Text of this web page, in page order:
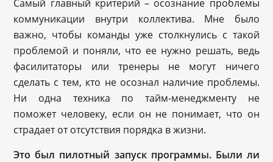
Самый главный критерий – осознание проблемы
коммуникации внутри коллектива. Мне было
важно, чтобы команды уже столкнулись с такой
проблемой и поняли, что ее нужно решать, ведь
фасилитаторы или тренеры не могут ничего
сделать с тем, кто не осознал наличие проблемы.
Ни одна техника по тайм-менеджменту не
поможет человеку, если он не понимает, что он
страдает от отсутствия порядка в жизни.
Это был пилотный запуск программы. Были ли